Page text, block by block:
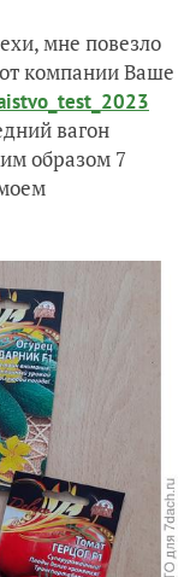
По следам
смородины
мне повезло
компании Ваше
вагон
образом 7